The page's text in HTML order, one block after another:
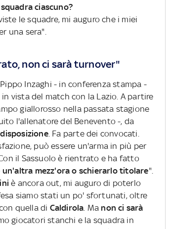
ciascuno?
le squadre, mi auguro che i miei
una sera".
non ci sarà turnover"
Inzaghi - in conferenza stampa -
vista del match con la Lazio. A partire
giallorosso nella passata stagione
l'allenatore del Benevento -, da
. Fa parte dei convocati.
può essere un'arma in più per
il Sassuolo è rientrato e ha fatto
mezz'ora o schierarlo titolare".
è ancora out, mi auguro di poterlo
siamo stati un po' sfortunati, oltre
quella di Caldirola. Ma non ci sarà
giocatori stanchi e la squadra in